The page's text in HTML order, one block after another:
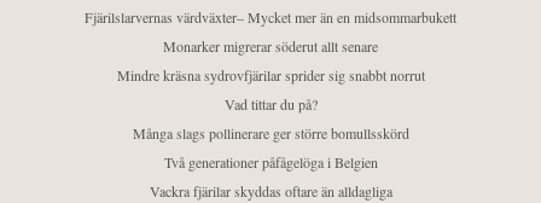
Fjärilslarvernas värdväxter– Mycket mer än en midsommarbukett
Monarker migrerar söderut allt senare
Mindre kräsna sydrovfjärilar sprider sig snabbt norrut
Vad tittar du på?
Många slags pollinerare ger större bomullsskörd
Två generationer påfågelöga i Belgien
Vackra fjärilar skyddas oftare än alldagliga